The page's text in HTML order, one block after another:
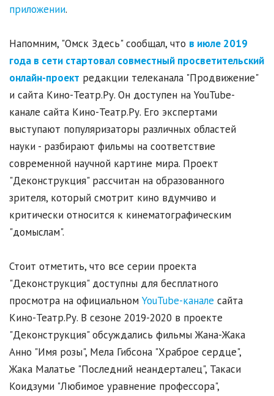
приложении.
Напомним, "Омск Здесь" сообщал, что в июле 2019
года в сети стартовал совместный просветительский
онлайн-проект редакции телеканала "Продвижение"
и сайта Кино-Театр.Ру. Он доступен на YouTube-
канале сайта Кино-Театр.Ру. Его экспертами
выступают популяризаторы различных областей
науки - разбирают фильмы на соответствие
современной научной картине мира. Проект
"Деконструкция" рассчитан на образованного
зрителя, который смотрит кино вдумчиво и
критически относится к кинематографическим
"домыслам".
Стоит отметить, что все серии проекта
"Деконструкция" доступны для бесплатного
просмотра на официальном YouTube-канале сайта
Кино-Театр.Ру. В сезоне 2019-2020 в проекте
"Деконструкция" обсуждались фильмы Жана-Жака
Анно "Имя розы", Мела Гибсона "Храброе сердце",
Жака Малатье "Последний неандерталец", Такаси
Коидзуми "Любимое уравнение профессора",